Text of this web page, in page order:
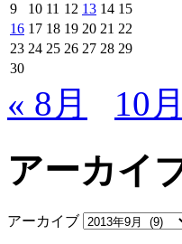
9
10 11 12 13 14 15
16 17 18 19 20 21 22
23 24 25 26 27 28 29
30
« 8月 10
アーカイ
アーカイブ